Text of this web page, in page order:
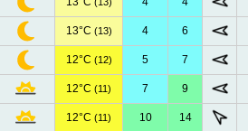
13°C (13) 4 6
12°C (12) 5 7
12°C (11) 7 9
12°C (11) 10 14